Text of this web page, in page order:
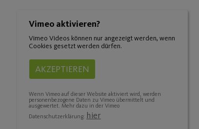
Vimeo aktivieren?
Vimeo Videos können nur angezeigt werden, wenn
Cookies gesetzt werden dürfen.
AKZEPTIEREN
Wenn Vimeo auf dieser Website aktiviert wird, werden
personenbezogene Daten zu Vimeo übermittelt und
ausgewertet. Mehr dazu in der Vimeo
Datenschutzerklärung: hier